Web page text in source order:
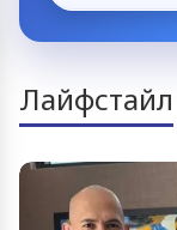
Лайфстайл